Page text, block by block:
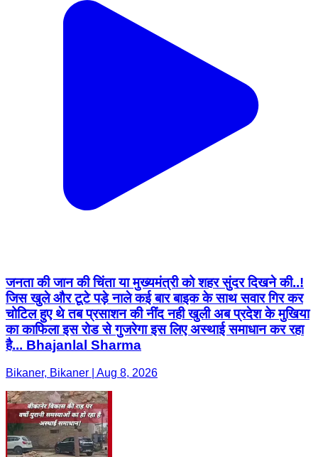
जनता की जान की चिंता या मुख्यमंत्री को शहर सुंदर दिखने की..!
जिस खुले और टूटे पड़े नाले कई बार बाइक के साथ सवार गिर कर
चोटिल हुए थे तब प्रसाशन की नींद नही खुली अब प्रदेश के मुखिया
का काफिला इस रोड से गुजरेगा इस लिए अस्थाई समाधान कर रहा
है... Bhajanlal Sharma
Bikaner, Bikaner | Aug 8, 2026